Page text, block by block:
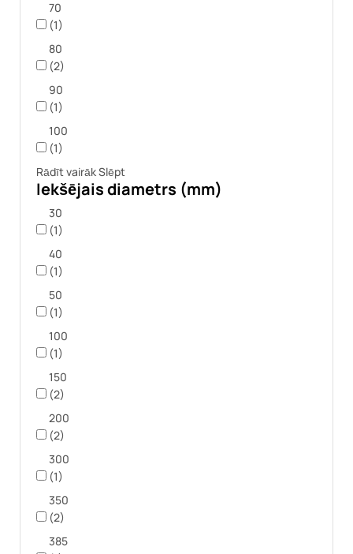
70
(1)
80
(2)
90
(1)
100
(1)
Rādīt vairākSlēpt
Iekšējais diametrs (mm)
30
(1)
40
(1)
50
(1)
100
(1)
150
(2)
200
(2)
300
(1)
350
(2)
385